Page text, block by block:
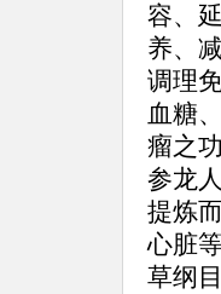
容、
养、
调理
血糖
瘤之
参龙
提炼
心脏
草纲